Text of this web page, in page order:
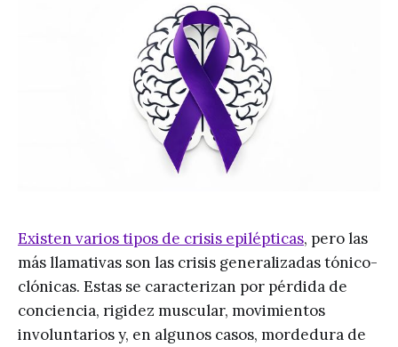
Existen varios tipos de crisis epilépticas, pero las
más llamativas son las crisis generalizadas tónico-
clónicas. Estas se caracterizan por pérdida de
conciencia, rigidez muscular, movimientos
involuntarios y, en algunos casos, mordedura de